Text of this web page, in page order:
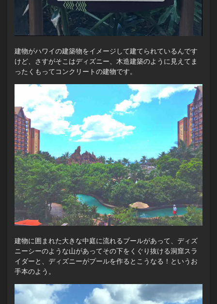
建物がハワイの建築物をイメージして建てられているんです
けど、さすがそこはディズニー、木造建築のように見えてま
ったくもってコンクリートの建物です。
建物に囲まれた大きな中庭に流れるプールがあって、ディズ
ニーシーのような山があってその下をくぐり抜ける洞窟スラ
イダーと、ディズニーがプールを作るとこうなる！というお
手本のよう。